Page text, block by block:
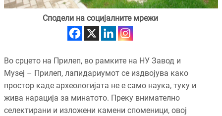
Сподели на социјалните мрежи
Во срцето на Прилеп, во рамките на НУ Завод и
Музеј – Прилеп, лапидариумот се издвојува како
простор каде археологијата не е само наука, туку и
жива нарација за минатото. Преку внимателно
селектирани и изложени камени споменици, овој